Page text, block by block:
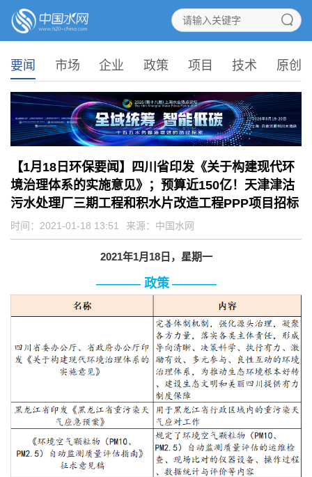
要闻 市场 企业 政策 项目 技术 原创
【1月18日环保要闻】四川省印发《关于构建现代环
境治理体系的实施意见》；预算近150亿！天津津沽
污水处理厂三期工程和积水片改造工程PPP项目招标
时间：2021-01-18 13:51 来源： 中国水网
2021年1月18日，星期一
————政策————